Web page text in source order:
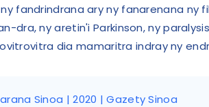
fandrindrana ary ny fanarenana ny
ny aretin'i Parkinson, ny
dia mamaritra indray ny
Sinoa | 2020 | Gazety Sinoa